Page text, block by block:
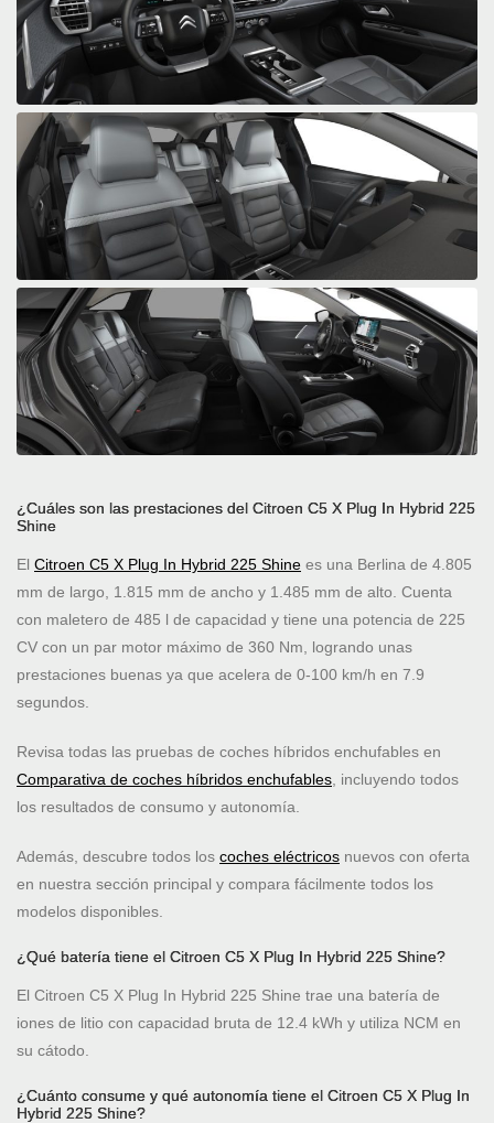
¿Cuáles son las prestaciones del Citroen C5 X Plug In Hybrid 225
Shine
El Citroen C5 X Plug In Hybrid 225 Shine es una Berlina de 4.805
mm de largo, 1.815 mm de ancho y 1.485 mm de alto. Cuenta
con maletero de 485 l de capacidad y tiene una potencia de 225
CV con un par motor máximo de 360 Nm, logrando unas
prestaciones buenas ya que acelera de 0-100 km/h en 7.9
segundos.
Revisa todas las pruebas de coches híbridos enchufables en
Comparativa de coches híbridos enchufables , incluyendo todos
los resultados de consumo y autonomía.
Además, descubre todos los coches eléctricos nuevos con oferta
en nuestra sección principal y compara fácilmente todos los
modelos disponibles.
¿Qué batería tiene el Citroen C5 X Plug In Hybrid 225 Shine?
El Citroen C5 X Plug In Hybrid 225 Shine trae una batería de
iones de litio con capacidad bruta de 12.4 kWh y utiliza NCM en
su cátodo.
¿Cuánto consume y qué autonomía tiene el Citroen C5 X Plug In
Hybrid 225 Shine?